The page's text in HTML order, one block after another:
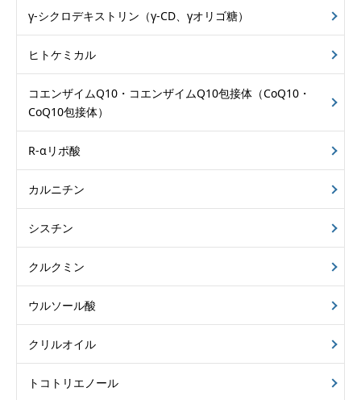
γ-シクロデキストリン （γ-CD、γオリゴ糖）
ヒトケミカル
コエンザイムQ10・ コエンザイムQ10包接体 （CoQ10・
CoQ10包接体）
R-αリポ酸
カルニチン
シスチン
クルクミン
ウルソール酸
クリルオイル
トコトリエノール